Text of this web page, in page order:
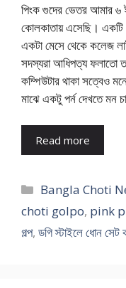
পিংক গুদের ভেতর আমার ৬
কোলকাতায় এসেছি। একটি
একটা মেসে থেকে কলেজ
সদস্যরা আধিপত্য ফলাতো
কম্পিউটার থাকা সত্বেও
মাঝে একটু পর্ন দেখতে মন
Read more
Categories
Bangla Choti
choti golpo, pink
গল্প, ডগি স্টাইলে ধোন সেট